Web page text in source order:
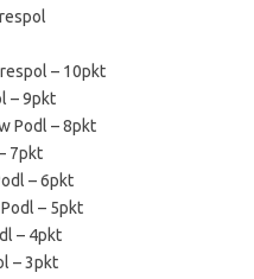
– 10pkt
– 9pkt
Podl – 8pkt
7pkt
– 6pkt
– 5pkt
– 4pkt
– 3pkt